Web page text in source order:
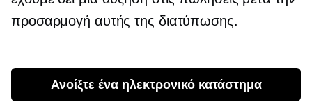
προσαρμογή αυτής της διατύπωσης.
Ανοίξτε ένα ηλεκτρονικό κατάστημα